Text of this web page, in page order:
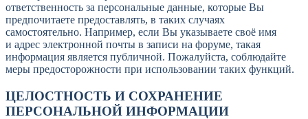
ответственность за персональные данные, которые Вы
предпочитаете предоставлять, в таких случаях
самостоятельно. Например, если Вы указываете своё имя
и адрес электронной почты в записи на форуме, такая
информация является публичной. Пожалуйста, соблюдайте
меры предосторожности при использовании таких функций.
ЦЕЛОСТНОСТЬ И СОХРАНЕНИЕ
ПЕРСОНАЛЬНОЙ ИНФОРМАЦИИ